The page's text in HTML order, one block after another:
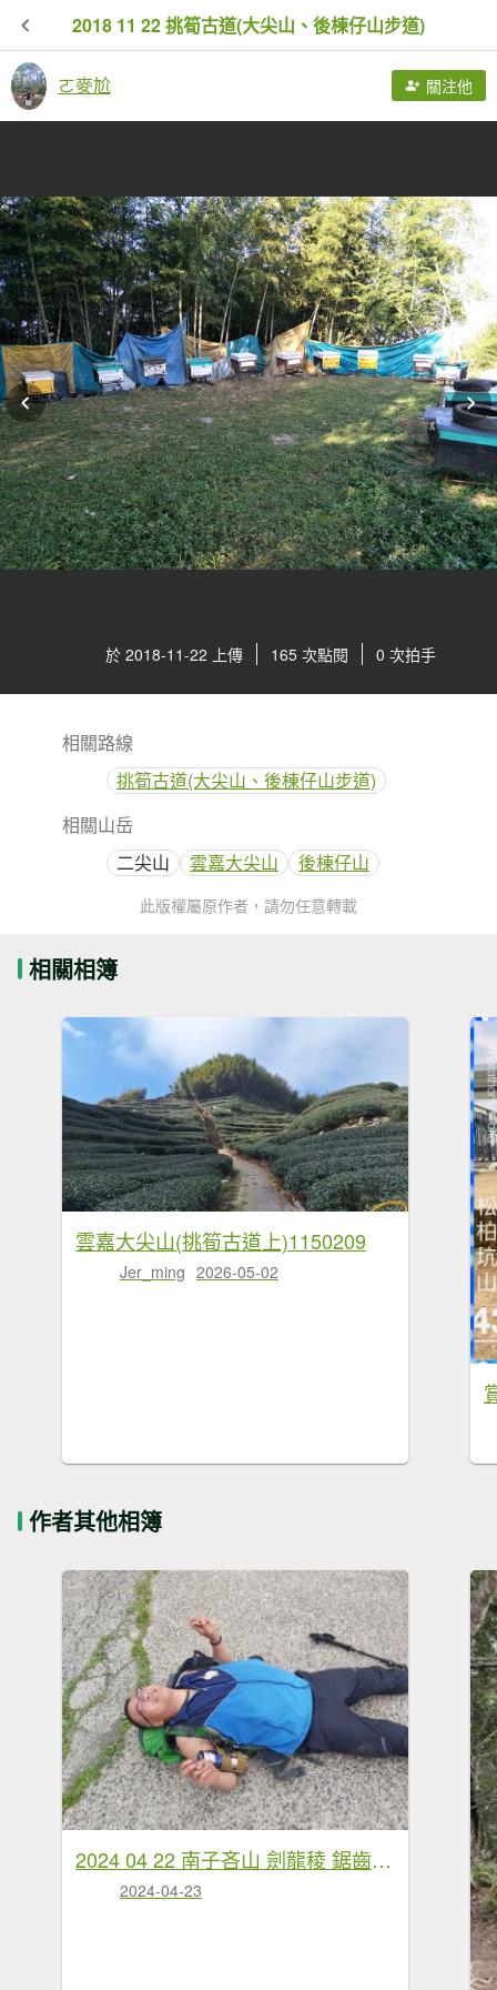
2018 11 22 挑筍古道(大尖山、後棟仔山步道)
ㄛ麥尬 關注他
於 2018-11-22 上傳 165 次點閱 0 次拍手
相關路線
挑筍古道(大尖山、後棟仔山步道)
相關山岳
二尖山
雲嘉大尖山 後棟仔山
此版權屬原作者，請勿任意轉載
相關相簿
雲嘉大尖山(挑筍古道上)1150209
Jer_ming 2026-05-02
作者其他相簿
2024 04 22 南子吝山 劍龍稜 鋸齒稜 無耳茶壺山 縱走
2024-04-23